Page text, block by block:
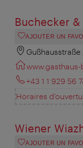
Buchecker &
AJOUTER UN
+43 1 1 929 56
Horaires
Wiener
AJOUTER UN